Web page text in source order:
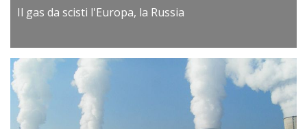
Il gas da scisti l'Europa, la Russia